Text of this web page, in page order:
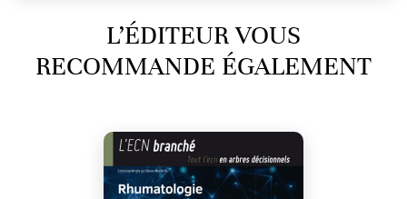
L’ÉDITEUR VOUS
RECOMMANDE ÉGALEMENT